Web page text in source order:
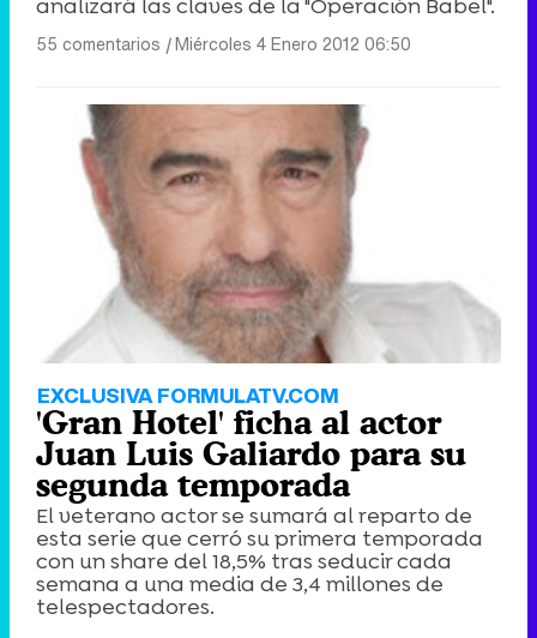
analizará las claves de la "Operación Babel".
55 comentarios |Miércoles 4 Enero 2012 06:50
EXCLUSIVA FORMULATV.COM
'Gran Hotel' ficha al actor
Juan Luis Galiardo para su
segunda temporada
El veterano actor se sumará al reparto de
esta serie que cerró su primera temporada
con un share del 18,5% tras seducir cada
semana a una media de 3,4 millones de
telespectadores.